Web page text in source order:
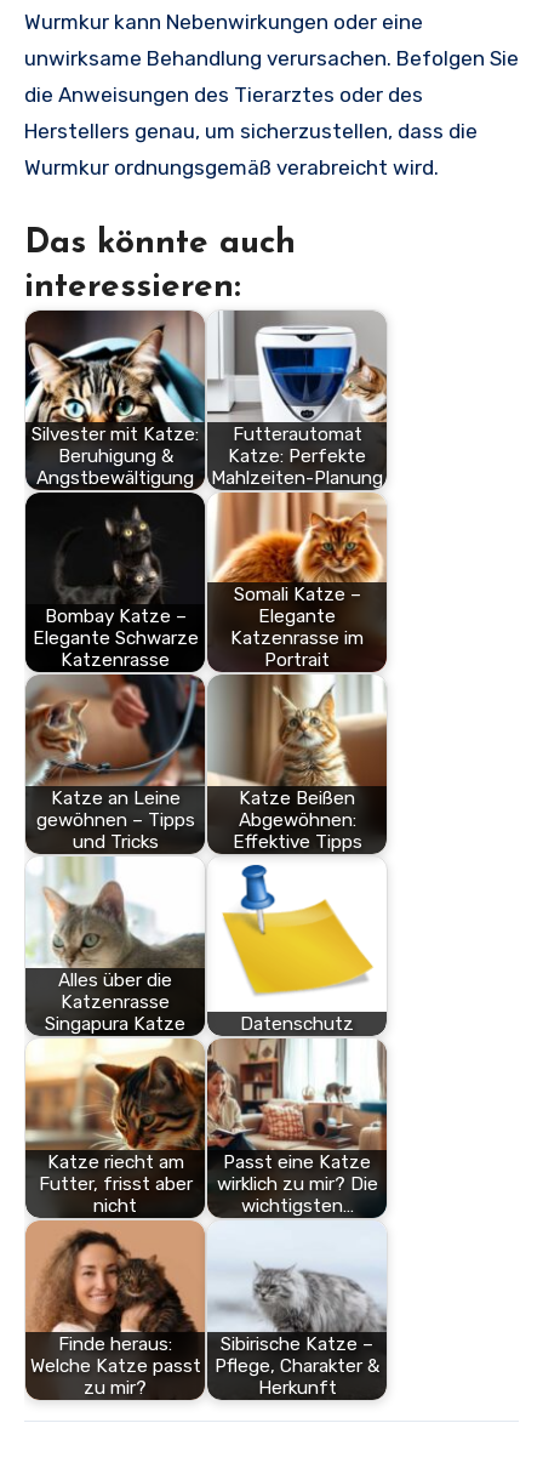
Wurmkur kann Nebenwirkungen oder eine
unwirksame Behandlung verursachen. Befolgen Sie
die Anweisungen des Tierarztes oder des
Herstellers genau, um sicherzustellen, dass die
Wurmkur ordnungsgemäß verabreicht wird.
Das könnte auch
interessieren:
Silvester mit Katze:
Beruhigung &
Angstbewältigung
Futterautomat
Katze: Perfekte
Mahlzeiten-Planung
Bombay Katze –
Elegante Schwarze
Katzenrasse
Somali Katze –
Elegante
Katzenrasse im
Portrait
Katze an Leine
gewöhnen – Tipps
und Tricks
Katze Beißen
Abgewöhnen:
Effektive Tipps
Alles über die
Katzenrasse
Singapura Katze
Datenschutz
Katze riecht am
Futter, frisst aber
nicht
Passt eine Katze
wirklich zu mir? Die
wichtigsten…
Finde heraus:
Welche Katze passt
zu mir?
Sibirische Katze –
Pflege, Charakter &
Herkunft